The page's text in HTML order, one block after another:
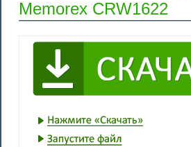
Memorex CRW1622